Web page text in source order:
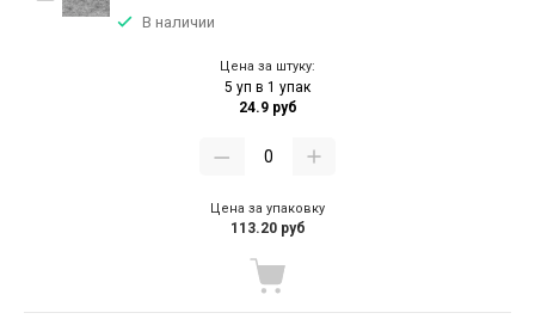
В наличии
Цена за штуку:
5 уп в 1 упак
24.9 руб
Цена за упаковку
113.20 руб